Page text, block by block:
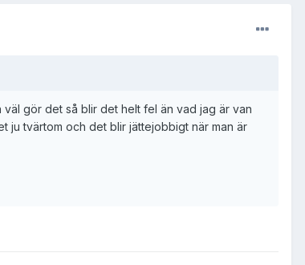
gör det så blir det helt fel än vad jag är van
ju tvärtom och det blir jättejobbigt när man är